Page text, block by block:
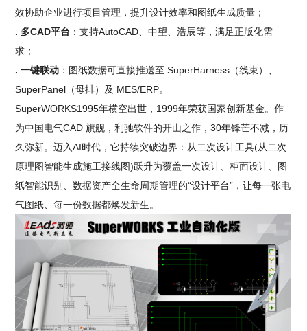
效协助企业进行项目管理，提升设计效率和图纸生成质量；
. 多CAD平台 ：支持AutoCAD、中望、浩辰等，满足正版化需
求；
. 一键联动 ：图纸数据可直接推送至 SuperHarness（线束）、
SuperPanel（母排）及 MES/ERP。
SuperWORKS1995年横空出世，1999年荣获国家创新基金。作
为中国电气CAD 旗舰，利驰软件的开山之作，30年锋芒不减，历
久弥新。迈入AI时代，它持续突破边界：从二次设计工具(从二次
原理图智能生成施工接线图)跃升为覆盖一次设计、柜面设计、图
纸智能识别、数据资产全生命周期管理的“设计平台”，让每一张电
气图纸、每一份数据都焕发新生。